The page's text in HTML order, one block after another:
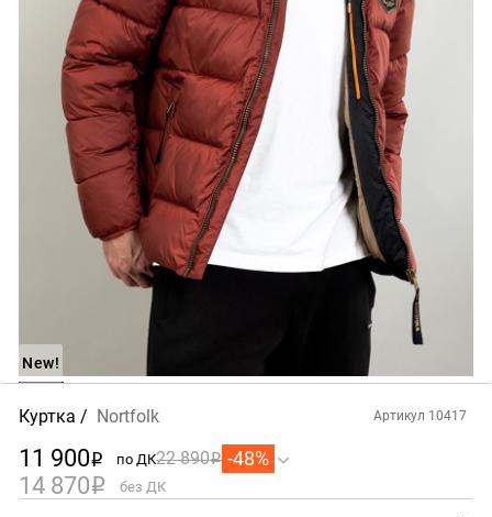
New!
Куртка Nortfolk Артикул 10417
11 900i по ДК22 890i -48%
14 870i без ДК